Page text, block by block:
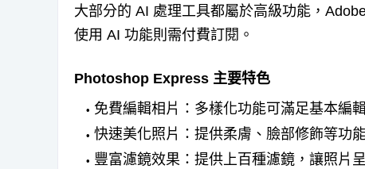
大部分的 AI 處理工具都屬於高級功能，
使用 AI 功能則需付費訂閱。
Photoshop Express 主要特色
免費編輯相片：多樣化功能可滿足基本編
快速美化照片：提供柔膚、臉部修飾等功
豐富濾鏡效果：提供上百種濾鏡，讓照片